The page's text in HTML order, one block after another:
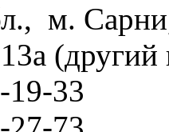
м.
(другий